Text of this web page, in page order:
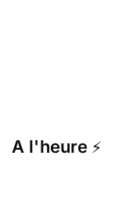
A l'heure ⚡